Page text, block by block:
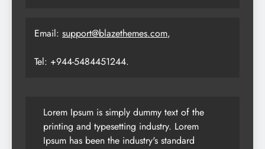
Email: support@blazethemes.com,
Tel: +944-5484451244.
Lorem Ipsum is simply dummy text of the
printing and typesetting industry. Lorem
Ipsum has been the industry's standard